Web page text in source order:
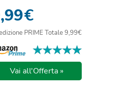
€
PRIME Totale 9,99€
★★★★★
★★★★★
Vai all'Offerta »